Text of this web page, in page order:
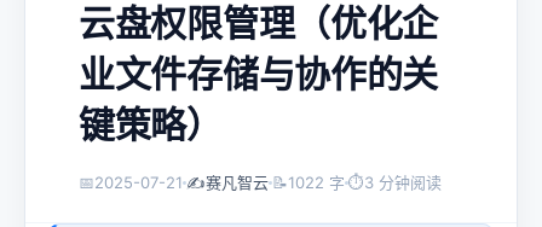
云盘权限管理（优化企
业文件存储与协作的关
键策略）
📅2025-07-21 ✍️赛凡智云 📝1022 字 ⏱3 分钟阅读